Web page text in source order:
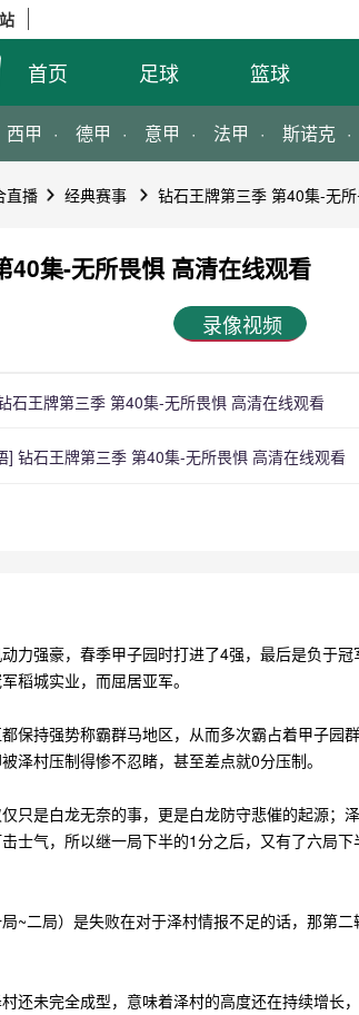
首页 足球 篮球
西甲 德甲 意甲 法甲 斯诺克
直播 经典赛事 钻石王牌第三季 第40集-无
40集-无所畏惧 高清在线观看
录像视频
石王牌第三季 第40集-无所畏惧 高清在线观看
] 钻石王牌第三季 第40集-无所畏惧 高清在线观看
力强豪，春季甲子园时打进了4强，最后是负于
稻城实业，而屈居亚军。
保持强势称霸群马地区，从而多次霸占着甲子园
泽村压制得惨不忍睹，甚至差点就0分压制。
只是白龙无奈的事，更是白龙防守悲催的起源；
士气，所以继一局下半的1分之后，又有了六局
~二局）是失败在对于泽村情报不足的话，那第
还未完全成型，意味着泽村的高度还在持续增长